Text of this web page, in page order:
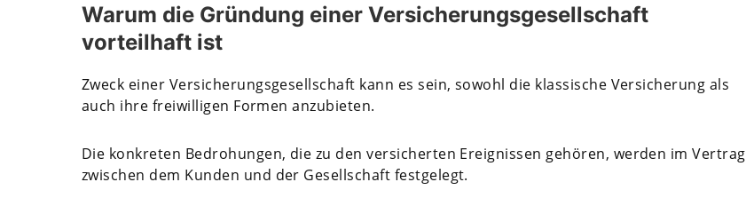
Warum die Gründung einer Versicherungsgesellschaft
vorteilhaft ist
Zweck einer Versicherungsgesellschaft kann es sein, sowohl die klassische Versicherung als
auch ihre freiwilligen Formen anzubieten.
Die konkreten Bedrohungen, die zu den versicherten Ereignissen gehören, werden im Vertrag
zwischen dem Kunden und der Gesellschaft festgelegt.